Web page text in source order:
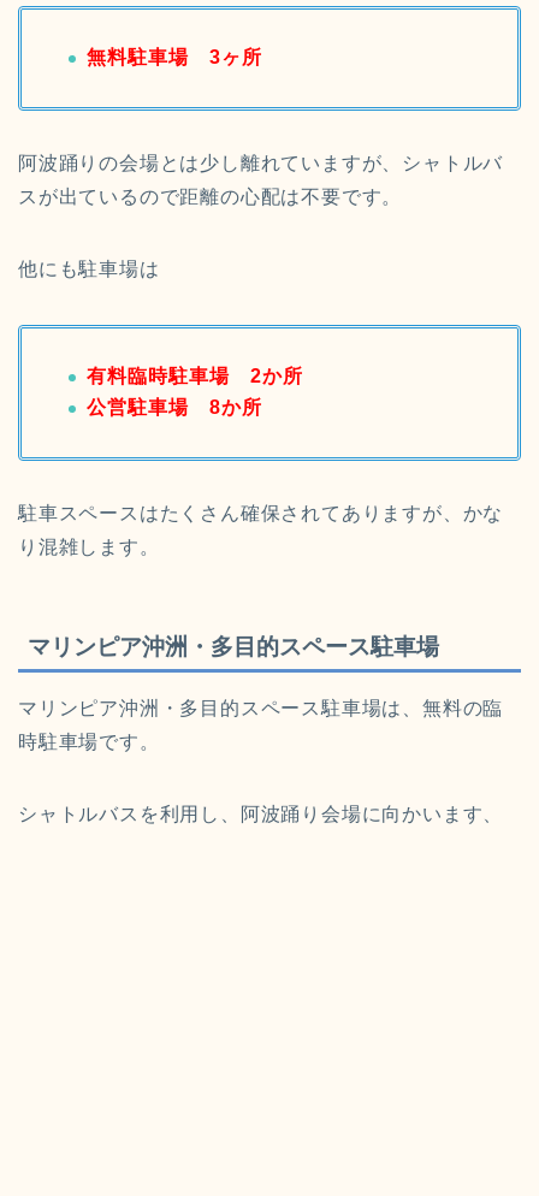
無料駐車場 3ヶ所
阿波踊りの会場とは少し離れていますが、シャトルバ
スが出ているので距離の心配は不要です。
他にも駐車場は
有料臨時駐車場 2か所
公営駐車場 8か所
駐車スペースはたくさん確保されてありますが、かな
り混雑します。
マリンピア沖洲・多目的スペース駐車場
マリンピア沖洲・多目的スペース駐車場は、無料の臨
時駐車場です。
シャトルバスを利用し、阿波踊り会場に向かいます、